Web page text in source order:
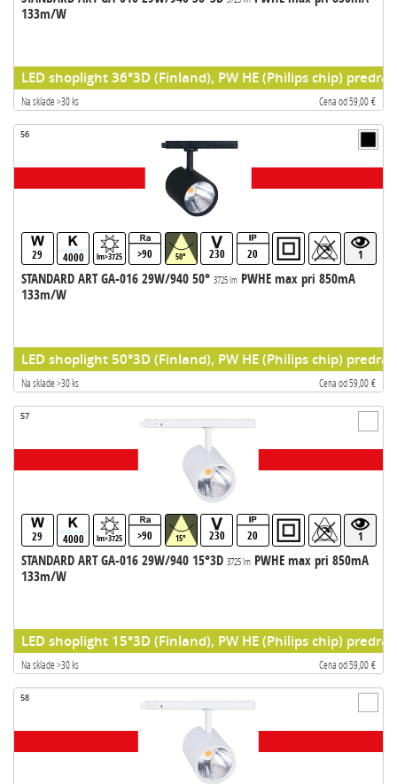
133m/W
LED shoplight 36°3D (Finland), PW HE (Philips chip)
Na sklade >30 ks Cena od 59,00 €
56
29 4000 lm>3725 >90 50° 230 20 1
STANDARD ART GA-016 29W/940 50° 3725 lmPWHE max pri 850mA
133m/W
LED shoplight 50°3D (Finland), PW HE (Philips chip)
Na sklade >30 ks Cena od 59,00 €
57
29 4000 lm>3725 >90 15° 230 20 1
STANDARD ART GA-016 29W/940 15°3D 3725 lmPWHE max pri 850mA
133m/W
LED shoplight 15°3D (Finland), PW HE (Philips chip)
Na sklade >30 ks Cena od 59,00 €
58